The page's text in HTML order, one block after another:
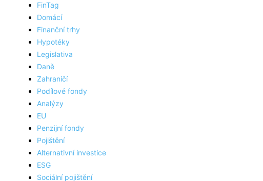
FinTag
Domácí
Finanční trhy
Hypotéky
Legislativa
Daně
Zahraničí
Podílové fondy
Analýzy
EU
Penzijní fondy
Pojištění
Alternativní investice
ESG
Sociální pojištění